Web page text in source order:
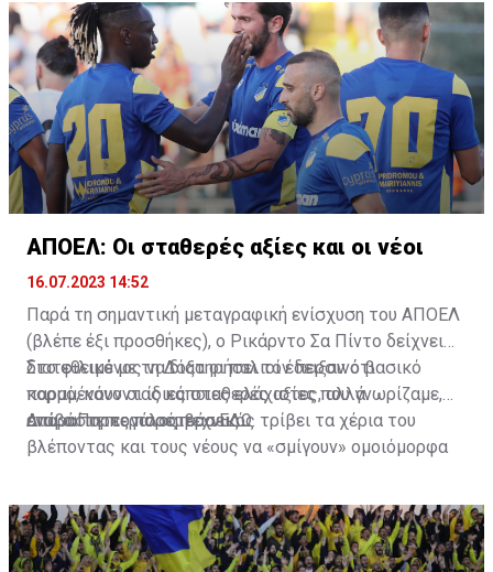
ΑΠΟΕΛ: Οι σταθερές αξίες και οι νέοι
16.07.2023 14:52
Παρά τη σημαντική μεταγραφική ενίσχυση του ΑΠΟΕΛ
(βλέπε έξι προσθήκες), ο Ρικάρντο Σα Πίντο δείχνει
διατεθειμένος να διατηρήσει τον περσινό βασικό
κορμό, κάνοντας κάποιες ελάχιστες, αλλά
απαραίτητες παρεμβάσεις.
Στο φιλικό με τη Δόξα οι παλιοί έδειξαν ότι
παραμένουν οι ίδιες σταθερές αξίες που γνωρίζαμε,
ενώ ο Πορτογάλος τεχνικός τρίβει τα χέρια του
βλέποντας και τους νέους να «σμίγουν» ομοιόμορφα
Διαβάστε περισσότεραΕΔΩ.